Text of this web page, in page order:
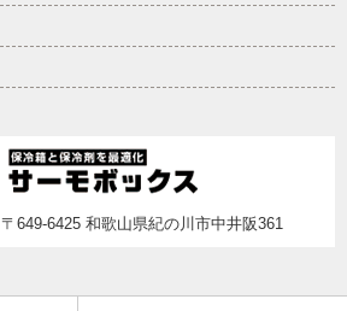
〒649-6425 和歌山県紀の川市中井阪361